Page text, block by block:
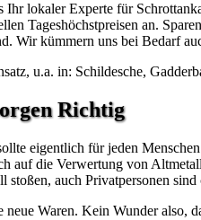
lokaler Experte für
Tageshöchstpreisen an.
Wir kümmern uns bei Bedarf
u.a. in: Schildesche,
Richtig
eigentlich für jeden
auf die Verwertung von
stoßen, auch Privatpersonen
neue Waren. Kein Wunder